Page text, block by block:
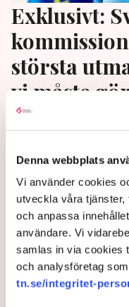
Denna webbplats
Vi använder cookies
utveckla våra
och anpassa
användare. Vi
samlas in via cookies
och analysföretag
tn.se/integritet-
Exklusivt:
största
vi måste
kommissionären
intervju med TN ger
frågorna i EU och
EU:s intressen
medlemmar som
hon.
1 year ago | Av: Johanna